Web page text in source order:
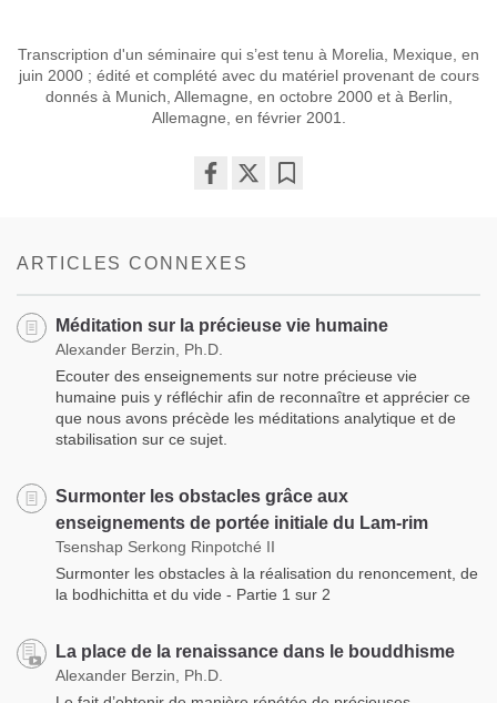
Transcription d'un séminaire qui s’est tenu à Morelia, Mexique, en
juin 2000 ; édité et complété avec du matériel provenant de cours
donnés à Munich, Allemagne, en octobre 2000 et à Berlin,
Allemagne, en février 2001.
ARTICLES CONNEXES
Méditation sur la précieuse vie humaine
Alexander Berzin, Ph.D.
Ecouter des enseignements sur notre précieuse vie
humaine puis y réfléchir afin de reconnaître et apprécier ce
que nous avons précède les méditations analytique et de
stabilisation sur ce sujet.
Surmonter les obstacles grâce aux
enseignements de portée initiale du Lam-rim
Tsenshap Serkong Rinpotché II
Surmonter les obstacles à la réalisation du renoncement, de
la bodhichitta et du vide - Partie 1 sur 2
La place de la renaissance dans le bouddhisme
Alexander Berzin, Ph.D.